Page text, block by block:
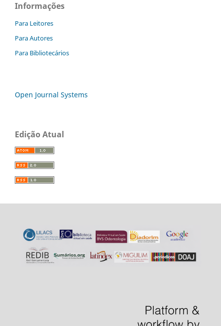
Informações
Para Leitores
Para Autores
Para Bibliotecários
Open Journal Systems
Edição Atual